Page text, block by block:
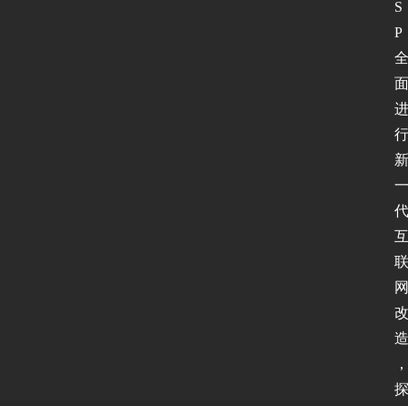
S
P
全
面
进
行
新
一
代
互
联
网
改
造
，
探